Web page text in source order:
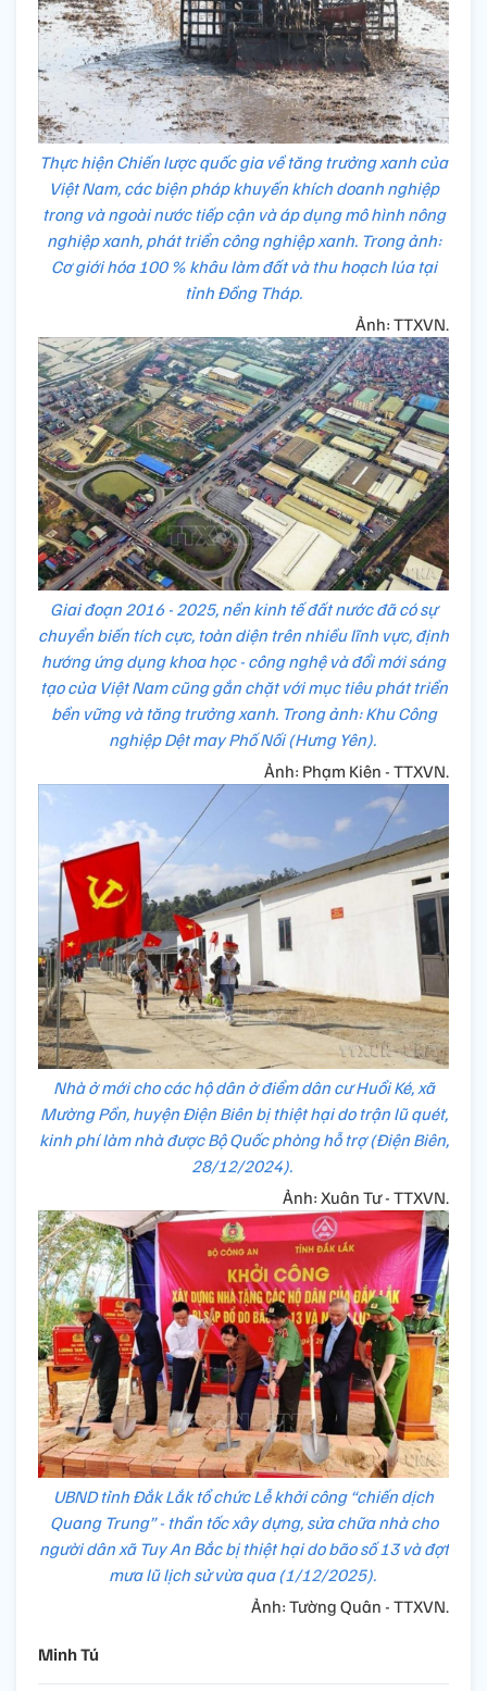
Thực hiện Chiến lược quốc gia về tăng trưởng xanh của
Việt Nam, các biện pháp khuyến khích doanh nghiệp
trong và ngoài nước tiếp cận và áp dụng mô hình nông
nghiệp xanh, phát triển công nghiệp xanh. Trong ảnh:
Cơ giới hóa 100 % khâu làm đất và thu hoạch lúa tại
tỉnh Đồng Tháp.
Ảnh: TTXVN.
Giai đoạn 2016 - 2025, nền kinh tế đất nước đã có sự
chuyển biến tích cực, toàn diện trên nhiều lĩnh vực, định
hướng ứng dụng khoa học - công nghệ và đổi mới sáng
tạo của Việt Nam cũng gắn chặt với mục tiêu phát triển
bền vững và tăng trưởng xanh. Trong ảnh: Khu Công
nghiệp Dệt may Phố Nối (Hưng Yên).
Ảnh: Phạm Kiên - TTXVN.
Nhà ở mới cho các hộ dân ở điểm dân cư Huổi Ké, xã
Mường Pồn, huyện Điện Biên bị thiệt hại do trận lũ quét,
kinh phí làm nhà được Bộ Quốc phòng hỗ trợ (Điện Biên,
28/12/2024).
Ảnh: Xuân Tư - TTXVN.
UBND tỉnh Đắk Lắk tổ chức Lễ khởi công “chiến dịch
Quang Trung” - thần tốc xây dựng, sửa chữa nhà cho
người dân xã Tuy An Bắc bị thiệt hại do bão số 13 và đợt
mưa lũ lịch sử vừa qua (1/12/2025).
Ảnh: Tường Quân - TTXVN.
Minh Tú